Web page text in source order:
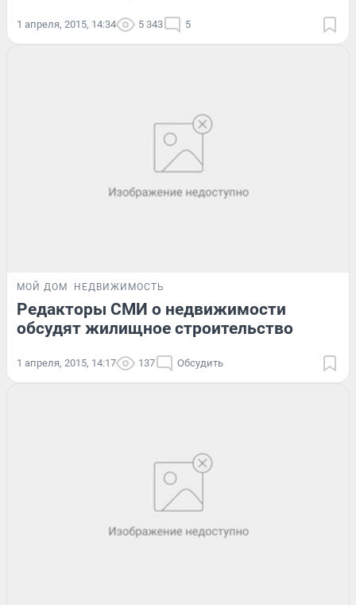
1 апреля, 2015, 14:34 5 343 5
МОЙ ДОМ НЕДВИЖИМОСТЬ
Редакторы СМИ о недвижимости
обсудят жилищное строительство
1 апреля, 2015, 14:17 137 Обсудить